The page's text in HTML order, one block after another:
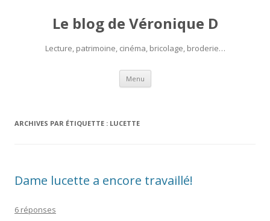
Le blog de Véronique D
Lecture, patrimoine, cinéma, bricolage, broderie…
Menu Aller
contenu
ARCHIVES PAR ÉTIQUETTE : LUCETTE
Dame lucette a encore travaillé!
6 réponses